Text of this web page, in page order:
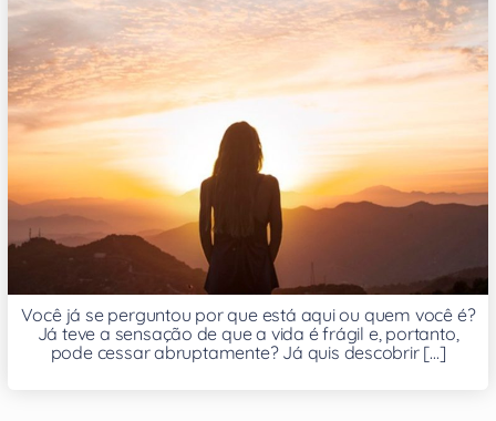
Você já se perguntou por que está aqui ou quem você é?
Já teve a sensação de que a vida é frágil e, portanto,
pode cessar abruptamente? Já quis descobrir [...]